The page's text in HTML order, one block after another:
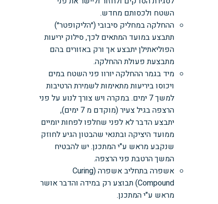
השטח ולכסותם מחדש.
ההחלקה במחליק סיבובי (״הליקופטר״)
תתבצע במועד המתאים לכך, סילוק יריעות
הפוליאתילן יתבצע אך ורק באזורים בהם
מתבצעת פעולת ההחלקה.
מיד בגמר ההחלקה יורוו פני השטח במים
ויכוסו ביריעות מתאימות לשמירת הרטיבות
למשך 7 ימים. במקרה ויש צורך לנוע על פני
הרצפה בגיל צעיר (מוקדם מ 7 ימים),
יתבצע הדבר לא לפני שחלפו לפחות יומיים
ממועד היציקה ובתנאי שהבטון הגיע לחוזק
שנקבע מראש ע"י המתכנן. יש להבטיח
המשך הרטבת פני הרצפה.
אשפרה בתחליב אשפרה (Curing
Compound) תבוצע רק במידה והדבר אושר
מראש ע"י המתכנן.